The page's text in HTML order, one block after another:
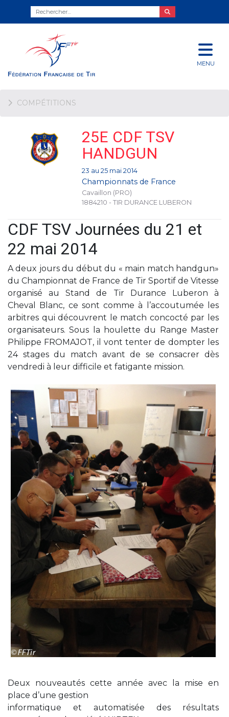
MENU
COMPÉTITIONS
25E CDF TSV
HANDGUN
23 au 25 mai 2014
Championnats de France
Cavaillon (PRO)
1884210 - TIR DURANCE LUBERON
CDF TSV Journées du 21 et
22 mai 2014
A deux jours du début du « main match handgun»
du Championnat de France de Tir Sportif de Vitesse
organisé au Stand de Tir Durance Luberon à
Cheval Blanc, ce sont comme à l’accoutumée les
arbitres qui découvrent le match concocté par les
organisateurs. Sous la houlette du Range Master
Philippe FROMAJOT, il vont tenter de dompter les
24 stages du match avant de se consacrer dès
vendredi à leur difficile et fatigante mission.
Deux nouveautés cette année avec la mise en
place d’une gestion
informatique et automatisée des résultats